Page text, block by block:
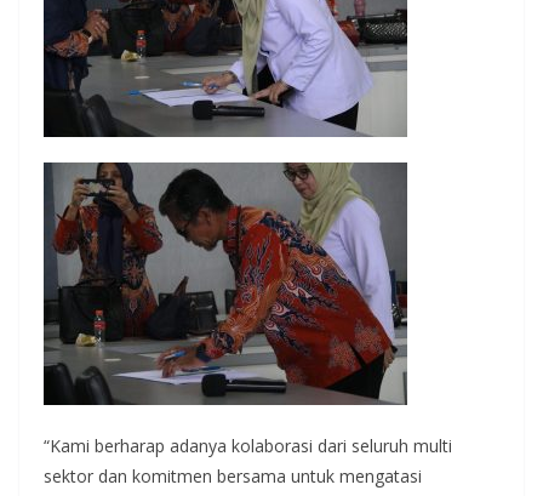
“Kami berharap adanya kolaborasi dari seluruh multi
sektor dan komitmen bersama untuk mengatasi